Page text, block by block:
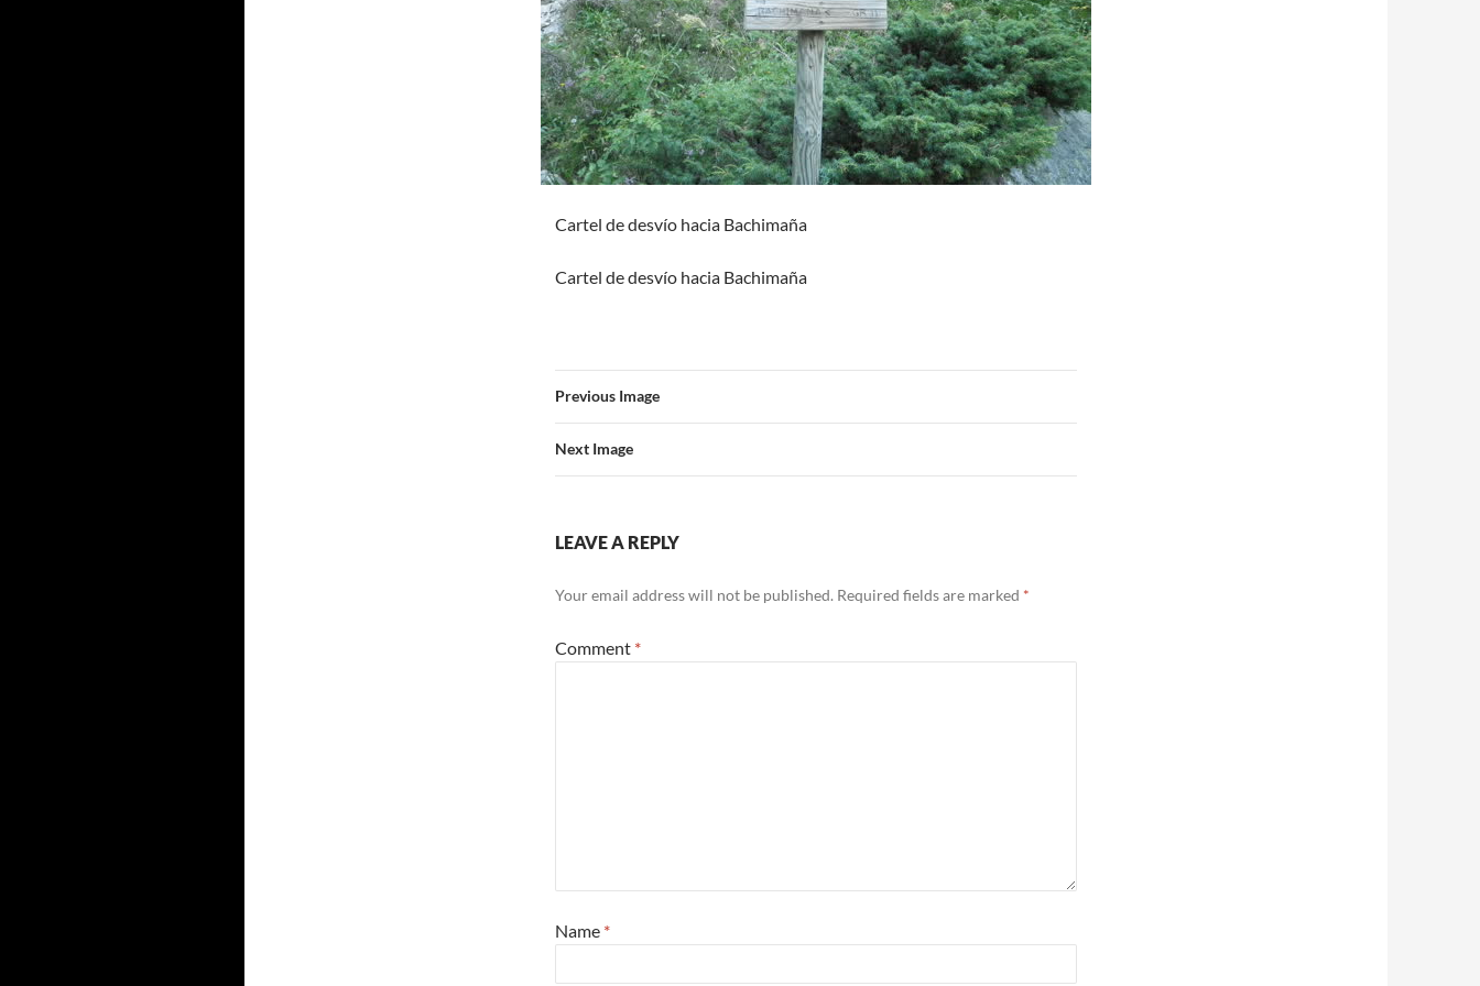
Cartel de desvío hacia Bachimaña
Cartel de desvío hacia Bachimaña
Previous Image
Next Image
LEAVE A REPLY
Your email address will not be published. Required fields are marked *
Comment *
Name *